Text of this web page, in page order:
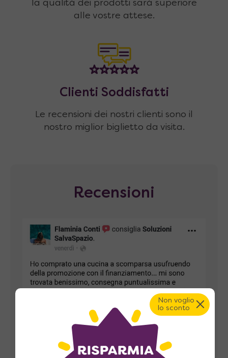
la qualità dei prodotti sarà superiore
alle vostre attese.
Clienti Soddisfatti
Le recensioni dei nostri clienti sono il
nostro miglior biglietto da visita.
Recensioni
Non voglio
lo sconto